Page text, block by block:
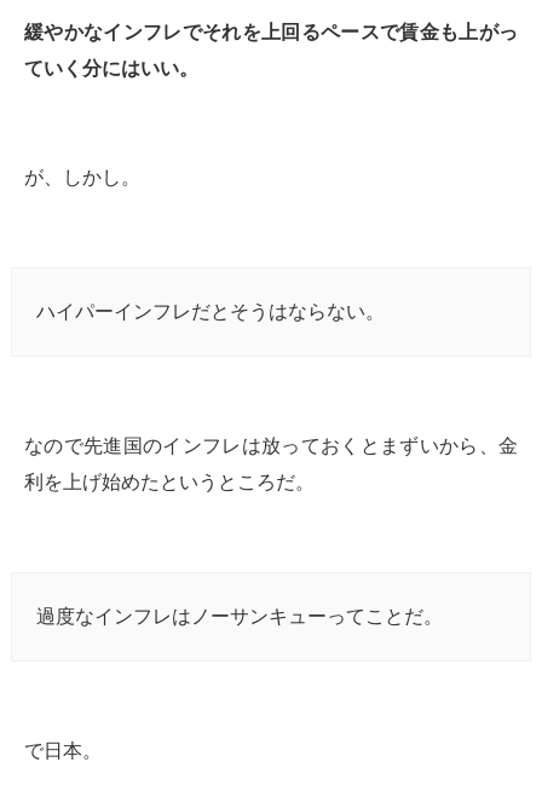
緩やかなインフレでそれを上回るペースで賃金も上がっ
ていく分にはいい。
が、しかし。
ハイパーインフレだとそうはならない。
なので先進国のインフレは放っておくとまずいから、金
利を上げ始めたというところだ。
過度なインフレはノーサンキューってことだ。
で日本。